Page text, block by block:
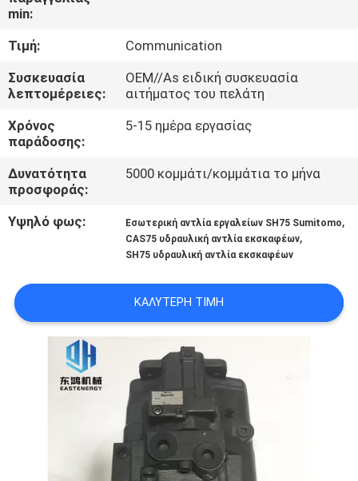
SITEMAP
PRIVACY
POLICY
min:
Τιμή:
Communication
Συσκευασία
λεπτομέρειες:
OEM//As ειδική συσκευασία
αιτήματος του πελάτη
Χρόνος
παράδοσης:
5-15 ημέρα εργασίας
Δυνατότητα
προσφοράς:
5000 κομμάτι/κομμάτια το μήνα
Υψηλό φως: Εσωτερική αντλία εργαλείων SH75 Sumitomo,
CAS75 υδραυλική αντλία εκσκαφέων,
SH75 υδραυλική αντλία εκσκαφέων
ΚΑΛΎΤΕΡΗ ΤΙΜΉ